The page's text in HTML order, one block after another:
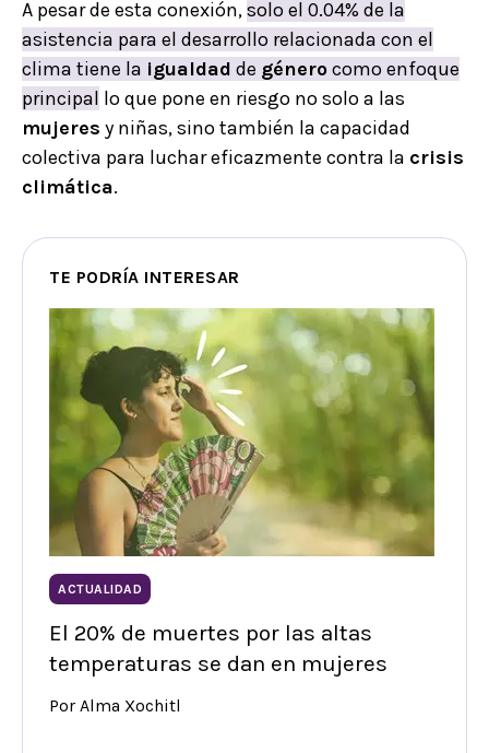
A pesar de esta conexión,solo el 0.04% de la
asistencia para el desarrollo relacionada con el
clima tiene la igualdad de génerocomo enfoque
principal lo que pone en riesgo no solo a las
mujeres y niñas, sino también la capacidad
colectiva para luchar eficazmente contra la crisis
climática.
TE PODRÍA INTERESAR
ACTUALIDAD
El 20% de muertes por las altas
temperaturas se dan en mujeres
Por Alma Xochitl